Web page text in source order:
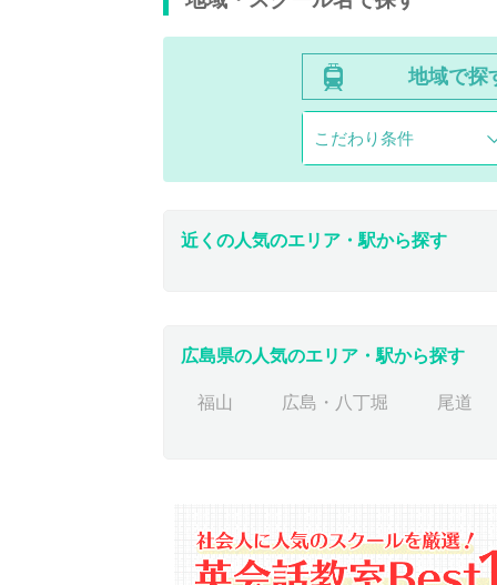
地域で探
こだわり条件
近くの人気のエリア・駅から探す
広島県の人気のエリア・駅から探す
福山 広島・八丁堀 尾道